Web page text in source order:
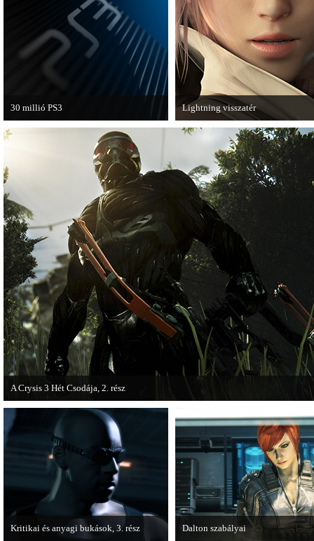
van a Ghost Recon: Future Soldier
következő epizódja.
Lightning visszatér
Megjött a Lightning Returns:
Fantasy XIII című játék első
30 millió PS3
A PAL régióban a PS3 átlépte a 30
milliós eladott darabszámot.
A Crysis 3 Hét Csodája, 2. rész
Megjelent a Crysis 3 videosorozat második része, amely a The Hunt címet
Kritikai és anyagi bukások, 3. rész Dalton szabályai